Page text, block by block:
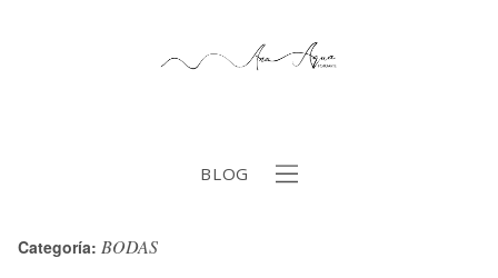
BLOG
Categoría: BODAS